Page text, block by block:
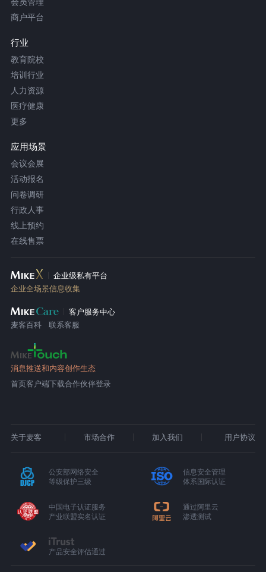
商户平台
行业
教育院校
培训行业
人力资源
医疗健康
更多
应用场景
会议会展
活动报名
问卷调研
行政人事
线上预约
在线售票
企业级私有平台
企业全场景信息收集
客户服务中心
麦客百科
联系客服
消息推送和内容创作生态
首页客户端下载合作伙伴登录
关于麦客 市场合作 加入我们 用户协议
公安部网络安全
等级保护三级
信息安全管理
体系国际认证
中国电子认证服务
产业联盟实名认证
通过阿里云
渗透测试
产品安全评估通过